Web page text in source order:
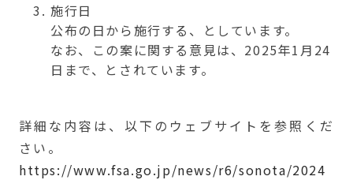
施行日
公布の日から施行する、としています。
なお、この案に関する意見は、2025年1月24
日まで、とされています。
詳細な内容は、以下のウェブサイトを参照くだ
さい。
https://www.fsa.go.jp/news/r6/sonota/2024